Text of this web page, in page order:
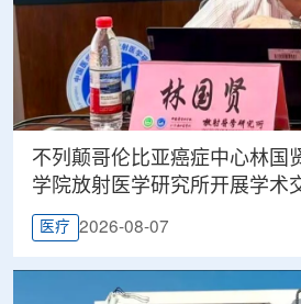
不列颠哥伦比亚癌症中心林国
学院放射医学研究所开展学术
医疗 2026-08-07